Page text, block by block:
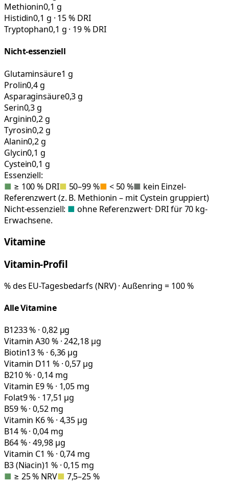
Methionin0,1 g
Histidin0,1 g · 15 % DRI
Tryptophan0,1 g · 19 % DRI
Nicht-essenziell
Glutaminsäure1 g
Prolin0,4 g
Asparaginsäure0,3 g
Serin0,3 g
Arginin0,2 g
Tyrosin0,2 g
Alanin0,2 g
Glycin0,1 g
Cystein0,1 g
Essenziell:
■ ≥ 100 % DRI■ 50–99 %■ < 50 %■ kein Einzel-
Referenzwert (z. B. Methionin – mit Cystein gruppiert)
Nicht-essenziell: ■ ohne Referenzwert· DRI für 70 kg-
Erwachsene.
Vitamine
Vitamin-Profil
% des EU-Tagesbedarfs (NRV) · Außenring = 100 %
Alle Vitamine
B1233 % · 0,82 µg
Vitamin A30 % · 242,18 µg
Biotin13 % · 6,36 µg
Vitamin D11 % · 0,57 µg
B210 % · 0,14 mg
Vitamin E9 % · 1,05 mg
Folat9 % · 17,51 µg
B59 % · 0,52 mg
Vitamin K6 % · 4,35 µg
B14 % · 0,04 mg
B64 % · 49,98 µg
Vitamin C1 % · 0,74 mg
B3 (Niacin)1 % · 0,15 mg
■ ≥ 25 % NRV■ 7,5–25 %